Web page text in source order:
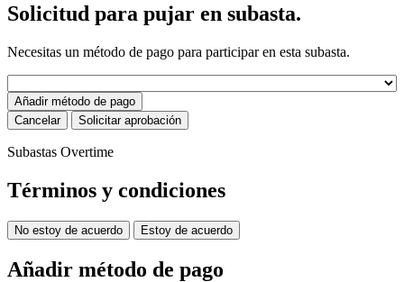
Solicitud para pujar en subasta.
Necesitas un método de pago para participar en esta subasta.
Añadir método de pago
Cancelar
Solicitar aprobación
Subastas Overtime
Términos y condiciones
No estoy de acuerdo Estoy de acuerdo
Añadir método de pago